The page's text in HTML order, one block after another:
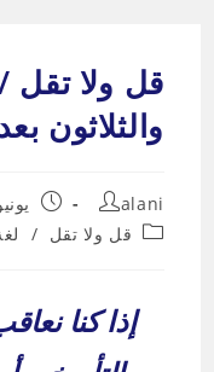
contentقل ولا تقل /
والثلاثون
Post
author:
alani
Postيونيو 15,
Postقل ولا تقل /
إذا كنا